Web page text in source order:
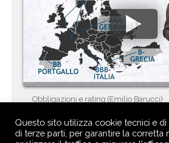
Obbligazioni e rating (Emilio Barucci)
Questo sito utilizza cookie tecnici e
di terze parti, per garantire la corretta